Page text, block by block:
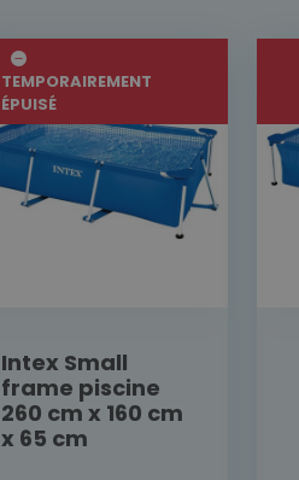
TEMPORAIREMENT
ÉPUISÉ
Intex Small
frame piscine
260 cm x 160 cm
x 65 cm